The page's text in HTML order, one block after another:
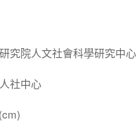
究院人文社會科學研究中心
社中心